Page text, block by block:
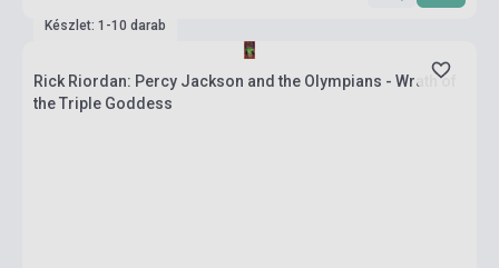
Készlet: 1-10 darab
Rick Riordan: Percy Jackson and the Olympians - Wrath of
the Triple Goddess